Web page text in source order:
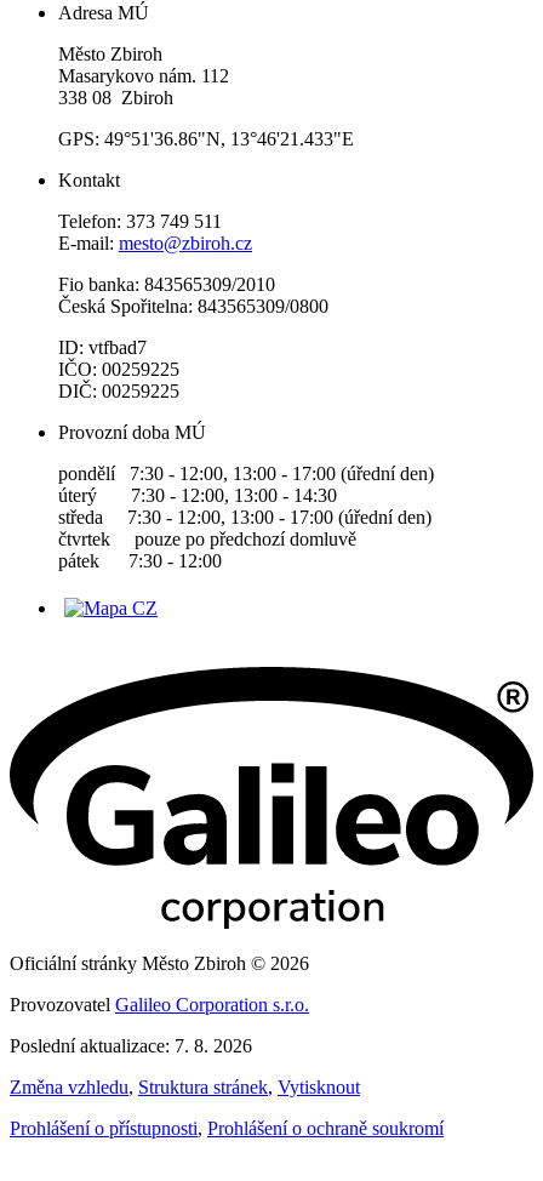
Adresa MÚ
Město Zbiroh
Masarykovo nám. 112
338 08 Zbiroh
GPS: 49°51'36.86"N, 13°46'21.433"E
Kontakt
Telefon: 373 749 511
E-mail: mesto@zbiroh.cz
Fio banka: 843565309/2010
Česká Spořitelna: 843565309/0800
ID: vtfbad7
IČO: 00259225
DIČ: 00259225
Provozní doba MÚ
pondělí 7:30 - 12:00, 13:00 - 17:00 (úřední den)
úterý 7:30 - 12:00, 13:00 - 14:30
středa 7:30 - 12:00, 13:00 - 17:00 (úřední den)
čtvrtek pouze po předchozí domluvě
pátek 7:30 - 12:00
Oficiální stránky Město Zbiroh © 2026
Provozovatel Galileo Corporation s.r.o.
Poslední aktualizace: 7. 8. 2026
Změna vzhledu, Struktura stránek, Vytisknout
Prohlášení o přístupnosti, Prohlášení o ochraně soukromí